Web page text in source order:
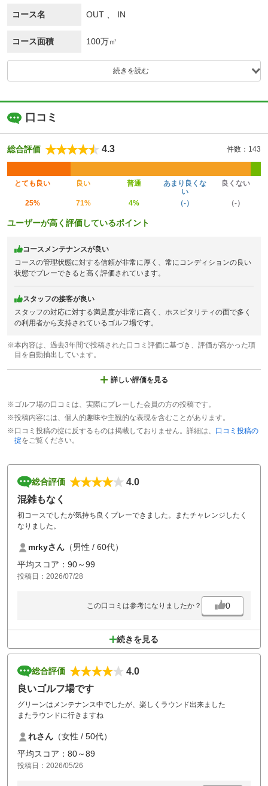
コース名 OUT 、 IN
コース面積 100万㎡
続きを読む
口コミ
総合評価 4.3 件数：143
とても良い 良い 普通
あまり良くな
い
良くない
25% 71% 4% （-） （-）
ユーザーが高く評価しているポイント
コースメンテナンスが良い
コースの管理状態に対する信頼が非常に厚く、常にコンディションの良い
状態でプレーできると高く評価されています。
スタッフの接客が良い
スタッフの対応に対する満足度が非常に高く、ホスピタリティの面で多く
の利用者から支持されているゴルフ場です。
※本内容は、過去3年間で投稿された口コミ評価に基づき、評価が高かった項
目を自動抽出しています。
詳しい評価を見る
※ゴルフ場の口コミは、実際にプレーした会員の方の投稿です。
※投稿内容には、個人的趣味や主観的な表現を含むことがあります。
※口コミ投稿の掟に反するものは掲載しておりません。詳細は、 口コミ投稿の
掟をご覧ください。
総合評価
4.0
混雑もなく
初コースでしたが気持ち良くプレーできました。またチャレンジしたく
なりました。
mrkyさん （男性 / 60代）
平均スコア：90～99
投稿日：2026/07/28
この口コミは参考になりましたか？ 0
続きを見る
総合評価
4.0
良いゴルフ場です
グリーンはメンテナンス中でしたが、楽しくラウンド出来ました
またラウンドに行きますね
れさん （女性 / 50代）
平均スコア：80～89
投稿日：2026/05/26